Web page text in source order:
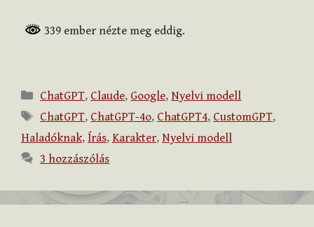
339 ember nézte meg eddig.
Kategória
ChatGPT, Claude, Google, Nyelvi modell
Címkék
ChatGPT, ChatGPT-4o, ChatGPT4, CustomGPT,
Haladóknak, Írás, Karakter, Nyelvi modell
3 hozzászólás